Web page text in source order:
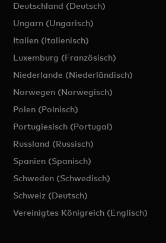
Deutschland (Deutsch)
Ungarn (Ungarisch)
Italien (Italienisch)
Luxemburg (Französisch)
Niederlande (Niederländisch)
Norwegen (Norwegisch)
Polen (Polnisch)
Portugiesisch (Portugal)
Russland (Russisch)
Spanien (Spanisch)
Schweden (Schwedisch)
Schweiz (Deutsch)
Vereinigtes Königreich (Englisch)